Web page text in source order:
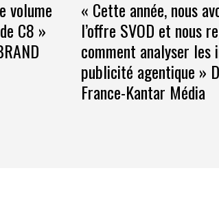
volume
C8 »
« Cette année, nous
l’offre SVOD et nous
comment analyser les
publicité agentique »
France-Kantar Média